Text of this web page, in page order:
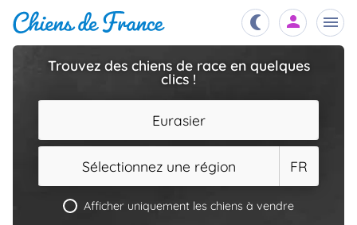
Trouvez des chiens de race en quelques
clics !
Eurasier
Sélectionnez une région FR
Afficher uniquement les chiens à vendre